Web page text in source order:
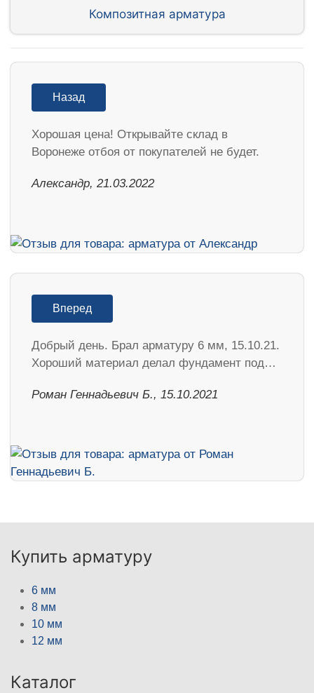
Композитная арматура
Назад
Хорошая цена! Открывайте склад в
Воронеже отбоя от покупателей не будет.
Александр, 21.03.2022
Вперед
Добрый день. Брал арматуру 6 мм, 15.10.21.
Хороший материал делал фундамент под…
Роман Геннадьевич Б., 15.10.2021
Купить арматуру
6 мм
8 мм
10 мм
12 мм
Каталог